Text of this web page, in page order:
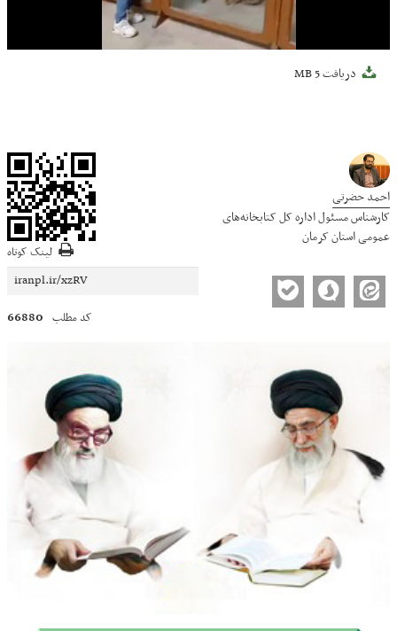
دریافت5 MB
احمد حضرتی
کارشناس مسئول اداره کل کتابخانه‌های
عمومی استان کرمان
لینک کوتاه
کد مطلب 66880